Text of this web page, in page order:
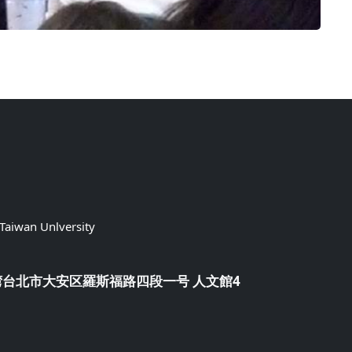
Unlversity
北市大安区羅斯福路四段一号 人文館4